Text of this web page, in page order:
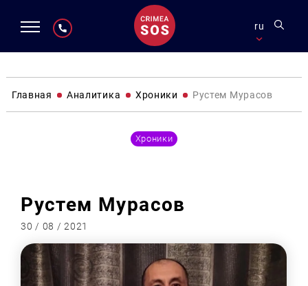
ru
Главная Аналитика Хроники Рустем Мурасов
Хроники
Рустем Мурасов
30 / 08 / 2021